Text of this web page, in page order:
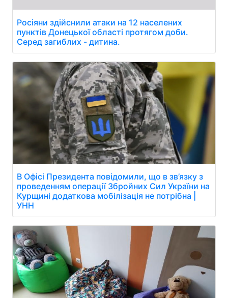
Росіяни здійснили атаки на 12 населених
пунктів Донецької області протягом доби.
Серед загиблих - дитина.
В Офісі Президента повідомили, що в зв’язку з
проведенням операції Збройних Сил України на
Курщині додаткова мобілізація не потрібна |
УНН